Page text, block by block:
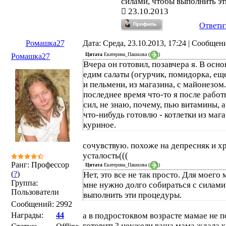
23.10.2013
Ромашка27
Дата: Среда, 23.10.2013, 17:24 |
Ромашка27
Ранг: Профессор
(?)
Группа:
Пользователи
Сообщений: 2992
Награды:
44
Цитата Екатерина_Пашкова ( )
Вчера он готовил, позавчера я. В
едим салаты (огурчик, помидорка,
и пельмени, из магазина, с
последнее время что-то я после
сил, не знаю, почему, пью витамины, а
что-нибудь готовлю - котлетки из
куриное.
сочувствую. похоже на депресняк и
усталость(((
Цитата Екатерина_Пашкова ( )
Нет, это все не так просто. Для моего
мне нужно долго собираться с
выполнить эти процедуры.
а в подростоквом возрасте мамае не